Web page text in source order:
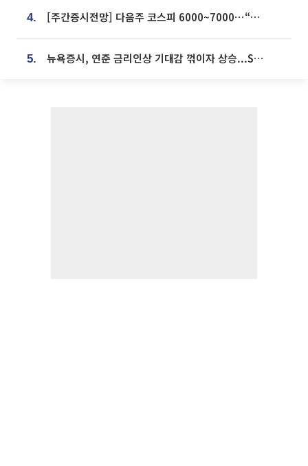
4. [주간증시전망] 다음주 코스피 6000~7000⋯“外人 수급은 정책이 변수”
5. 뉴욕증시, 연준 금리인상 기대감 꺾이자 상승...S&P500 사상 최고치 [종합]